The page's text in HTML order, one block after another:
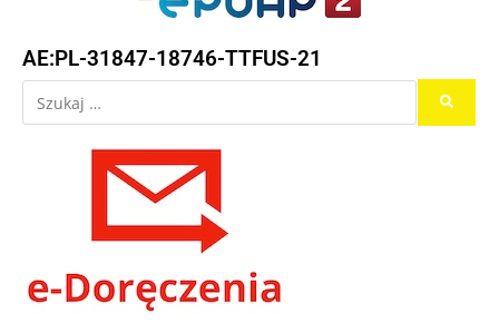
AE:PL-31847-18746-TTFUS-21